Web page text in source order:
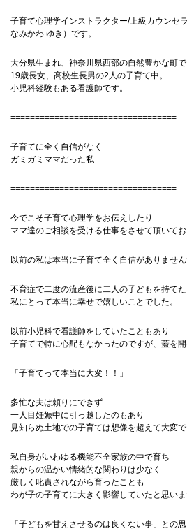
子育て心理学インストラクター/上級カウンセ
なみかわ ゆき）です。
大分県生まれ、神奈川県西部の自然豊かな町で
19歳長女、高校生長男の2人の子育て中。
小児科経験もある看護師です。
==================================
子育てに全く自信がなく
ガミガミママだった私
==================================
今でこそ子育て心理学をお伝えしたり
ママ達のご相談を受ける仕事をさせて頂いて
以前の私は本当に子育て全く自信がありません
不育症で二度の流産後に二人の子どもを持て
私にとって本当に幸せで嬉しいことでした。
以前小児科で看護師をしていたこともあり
子育てで特に心配もなかったのですが、蓋を
「子育てって本当に大変！！」
多忙な夫は頼りにできず
一人目妊娠中に引っ越したのもあり
見知らぬ土地での子育ては想像を超えて大変で
私自身がいわゆる機能不全家族の中で育ち
親からの温かい情緒的な関わりは少なく
厳しく叱責されながら育ったことも
わが子の子育てに大きく影響していたと思いま
「子どもを甘えさせるのは良くない事」との思